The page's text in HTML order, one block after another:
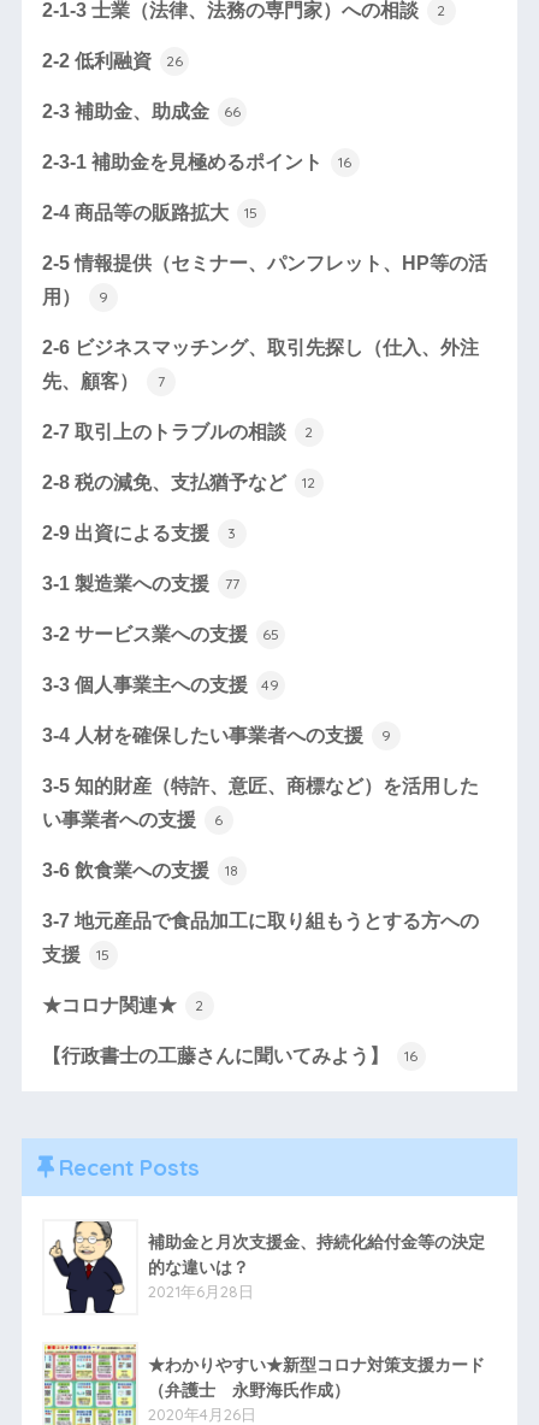
2-1-3 士業（法律、法務の専門家）への相談 2
2-2 低利融資 26
2-3 補助金、助成金 66
2-3-1 補助金を見極めるポイント 16
2-4 商品等の販路拡大 15
2-5 情報提供（セミナー、パンフレット、HP等の活
用）
9
2-6 ビジネスマッチング、取引先探し（仕入、外注
先、顧客）
7
2-7 取引上のトラブルの相談 2
2-8 税の減免、支払猶予など 12
2-9 出資による支援 3
3-1 製造業への支援 77
3-2 サービス業への支援 65
3-3 個人事業主への支援 49
3-4 人材を確保したい事業者への支援 9
3-5 知的財産（特許、意匠、商標など）を活用した
い事業者への支援
6
3-6 飲食業への支援 18
3-7 地元産品で食品加工に取り組もうとする方への
支援
15
★コロナ関連★ 2
【行政書士の工藤さんに聞いてみよう】 16
Recent Posts
補助金と月次支援金、持続化給付金等の決定
的な違いは？
2021年6月28日
★わかりやすい★新型コロナ対策支援カード
（弁護士 永野海氏作成）
2020年4月26日